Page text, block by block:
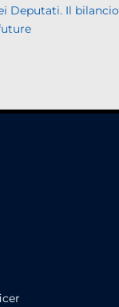
Deputati. Il bilancio